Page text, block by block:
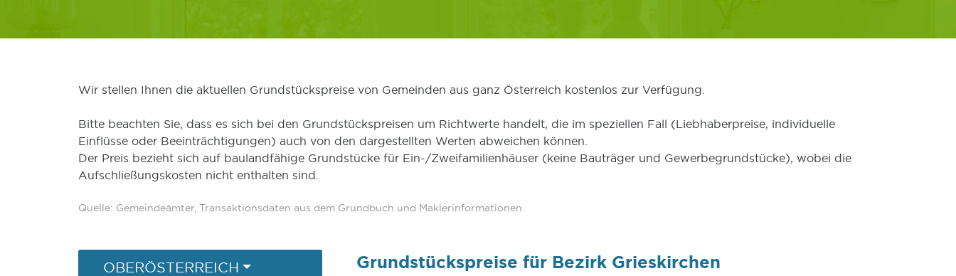
Wir stellen Ihnen die aktuellen Grundstückspreise von Gemeinden aus ganz Österreich kostenlos zur Verfügung.
Bitte beachten Sie, dass es sich bei den Grundstückspreisen um Richtwerte handelt, die im speziellen Fall (Liebhaberpreise, individuelle
Einflüsse oder Beeinträchtigungen) auch von den dargestellten Werten abweichen können.
Der Preis bezieht sich auf baulandfähige Grundstücke für Ein-/Zweifamilienhäuser (keine Bauträger und Gewerbegrundstücke), wobei die
Aufschließungskosten nicht enthalten sind.
Quelle: Gemeindeämter, Transaktionsdaten aus dem Grundbuch und Maklerinformationen
OBERÖSTERREICH Grundstückspreise für Bezirk Grieskirchen